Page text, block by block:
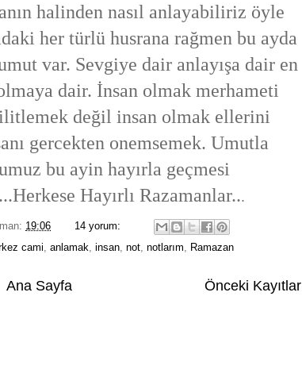
halinden nasıl anlayabiliriz öyle
her türlü husrana rağmen bu ayda
var. Sevgiye dair anlayışa dair en
dair. İnsan olmak merhameti
değil insan olmak ellerini
gercekten onemsemek. Umutla
bu ayin hayırla geçmesi
Hayırlı Razamanlar...
19:06
14 yorum:
cami anlamak insan not notlarım Ramazan
Önceki Kayıtlar
Ana Sayfa